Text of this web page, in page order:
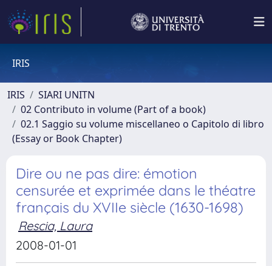
IRIS
IRIS
SIARI UNITN
02 Contributo in volume (Part of a book)
02.1 Saggio su volume miscellaneo o Capitolo di libro
(Essay or Book Chapter)
Dire ou ne pas dire: émotion
censurée et exprimée dans le théatre
français du XVIIe siècle (1630-1698)
Rescia, Laura
2008-01-01